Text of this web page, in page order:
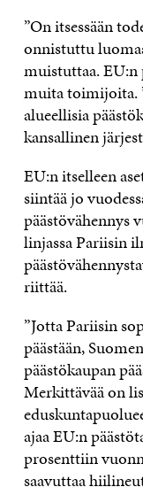
”On itsessään
onnistuttu
muistuttaa.
muita toimijoita.
alueellisia
kansallinen
EU:n itselleen
siintää jo
päästövähennys
linjassa Pariisin
riittää.
”Jotta Pariisin
päästään,
päästökaupan
Merkittävää on
ajaa EU:n
prosenttiin
saavuttaa